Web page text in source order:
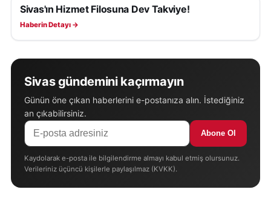
SIVAS HABERLERI
Sivas'ın Hizmet Filosuna Dev Takviye!
Haberin Detayı →
Sivas gündemini kaçırmayın
Günün öne çıkan haberlerini e-postanıza alın. İstediğiniz
an çıkabilirsiniz.
Abone Ol
Kaydolarak e-posta ile bilgilendirme almayı kabul etmiş olursunuz.
Verileriniz üçüncü kişilerle paylaşılmaz (KVKK).